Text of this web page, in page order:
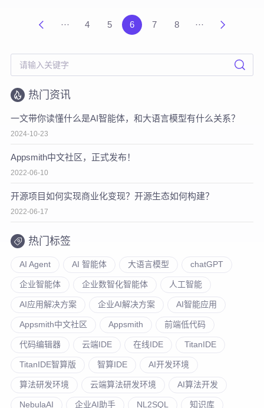
··· 4 5 6 7 8 ···
热门资讯
一文带你读懂什么是AI智能体，和大语言模型有什么关系？
2024-10-23
Appsmith中文社区，正式发布！
2022-06-10
开源项目如何实现商业化变现？开源生态如何构建？
2022-06-17
热门标签
AI Agent AI 智能体 大语言模型 chatGPT
企业智能体 企业数智化智能体 人工智能
AI应用解决方案 企业AI解决方案 AI智能应用
Appsmith中文社区 Appsmith 前端低代码
代码编辑器 云端IDE 在线IDE TitanIDE
TitanIDE智算版 智算IDE AI开发环境
算法研发环境 云端算法研发环境 AI算法开发
NebulaAI 企业AI助手 NL2SQL 知识库